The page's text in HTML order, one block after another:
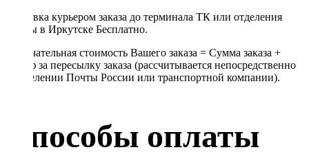
Доставка курьером заказа до терминала ТК или отделения
Почты в Иркутске Бесплатно.
Окончательная стоимость Вашего заказа = Сумма заказа +
Тариф за пересылку заказа (рассчитывается непосредственно
в отделении Почты России или транспортной компании).
Способы оплаты